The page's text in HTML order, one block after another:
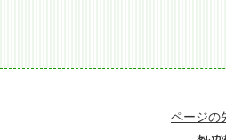
ページの